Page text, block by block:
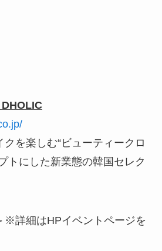
を楽しむ“ビューティークロ
トにした新業態の韓国セレク
※詳細はHPイベントページを